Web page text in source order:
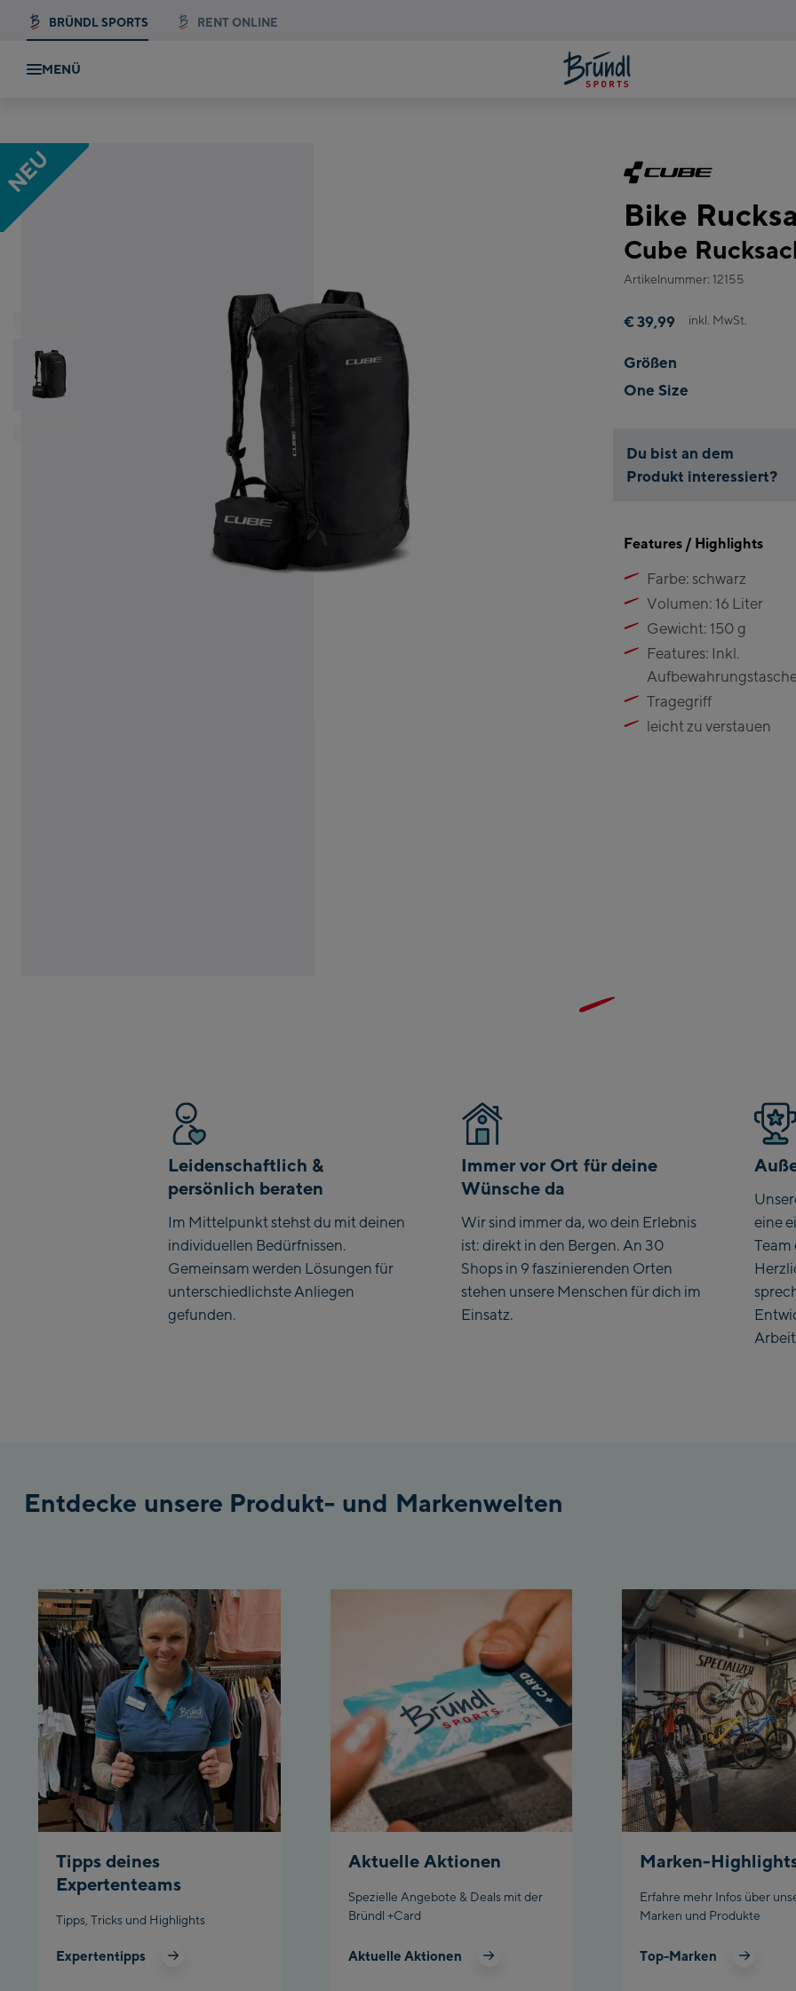
BRÜNDL SPORTS RENT ONLINE
MENÜ
NEU
Bike
Cube
Artikelnummer: 12155
€ 39,99 inkl. MwSt.
Größen
One Size
Du bist an dem
Produkt interessiert?
Features / Highlights
Farbe: schwarz
Volumen: 16 Liter
Gewicht: 150 g
Features: Inkl.
Tragegriff
leicht zu verstauen
Leidenschaftlich &
persönlich beraten
Im Mittelpunkt stehst du mit deinen
individuellen Bedürfnissen.
Gemeinsam werden Lösungen für
unterschiedlichste Anliegen
gefunden.
Immer vor Ort für deine
Wünsche da
Wir sind immer da, wo dein Erlebnis
ist: direkt in den Bergen. An 30
Shops in 9 faszinierenden Orten
stehen unsere Menschen für dich im
Einsatz.
eine
Entdecke unsere Produkt- und Markenwelten
Tipps deines
Expertenteams
Tipps, Tricks und Highlights
Expertentipps
Aktuelle Aktionen
Spezielle Angebote & Deals mit der
Bründl +Card
Aktuelle Aktionen
Marken-
Erfahre mehr Infos über
Marken und Produkte
Top-Marken